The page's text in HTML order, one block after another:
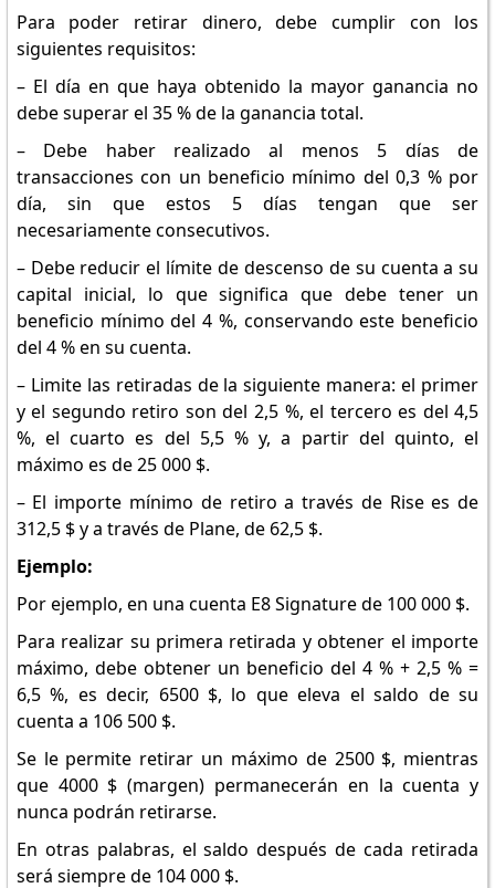
Para poder retirar dinero, debe cumplir con los
siguientes requisitos:
– El día en que haya obtenido la mayor ganancia no
debe superar el 35 % de la ganancia total.
– Debe haber realizado al menos 5 días de
transacciones con un beneficio mínimo del 0,3 % por
día, sin que estos 5 días tengan que ser
necesariamente consecutivos.
– Debe reducir el límite de descenso de su cuenta a su
capital inicial, lo que significa que debe tener un
beneficio mínimo del 4 %, conservando este beneficio
del 4 % en su cuenta.
– Limite las retiradas de la siguiente manera: el primer
y el segundo retiro son del 2,5 %, el tercero es del 4,5
%, el cuarto es del 5,5 % y, a partir del quinto, el
máximo es de 25 000 $.
– El importe mínimo de retiro a través de Rise es de
312,5 $ y a través de Plane, de 62,5 $.
Ejemplo:
Por ejemplo, en una cuenta E8 Signature de 100 000 $.
Para realizar su primera retirada y obtener el importe
máximo, debe obtener un beneficio del 4 % + 2,5 % =
6,5 %, es decir, 6500 $, lo que eleva el saldo de su
cuenta a 106 500 $.
Se le permite retirar un máximo de 2500 $, mientras
que 4000 $ (margen) permanecerán en la cuenta y
nunca podrán retirarse.
En otras palabras, el saldo después de cada retirada
será siempre de 104 000 $.